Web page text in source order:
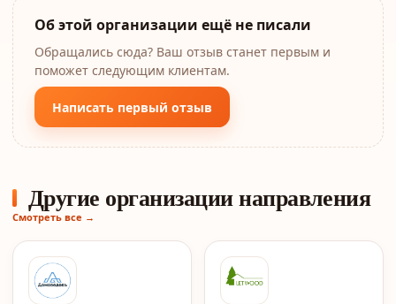
Об этой организации ещё не писали
Обращались сюда? Ваш отзыв станет первым и
поможет следующим клиентам.
Написать первый отзыв
Другие организации направления
Смотреть все →